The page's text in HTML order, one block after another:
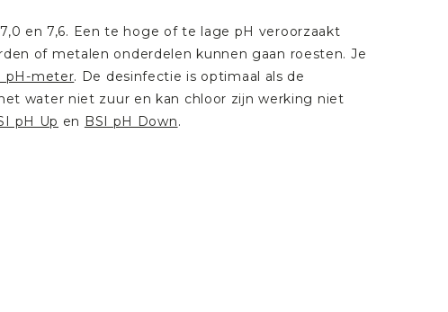
en 7,6. Een te hoge of te lage pH veroorzaakt
of metalen onderdelen kunnen gaan roesten. Je
pH-meter. De desinfectie is optimaal als de
water niet zuur en kan chloor zijn werking niet
pH Up en BSI pH Down.